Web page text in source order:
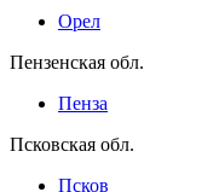
Орел
Пензенская обл.
Пенза
Псковская обл.
Псков